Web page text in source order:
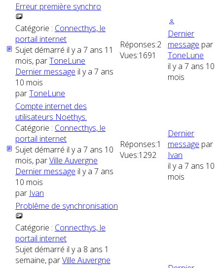
Erreur première synchro
Catégorie : Connecthys, le
portail internet
Sujet démarré il y a 7 ans 11
mois, parToneLune
Dernier message il y a 7 ans
10 mois
parToneLune
Réponses:2
Vues:1691
Dernier
message par
ToneLune
il y a 7 ans 10
mois
Compte internet des
utilisateurs Noethys.
Catégorie : Connecthys, le
portail internet
Sujet démarré il y a 7 ans 10
mois, parVille Auvergne
Dernier message il y a 7 ans
10 mois
par Ivan
Réponses:1
Vues:1292
Dernier
message par
Ivan
il y a 7 ans 10
mois
Problême de synchronisation
Catégorie : Connecthys, le
portail internet
Sujet démarré il y a 8 ans 1
semaine, parVille Auvergne